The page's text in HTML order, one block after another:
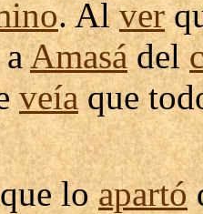
. Alver
aAmasádel
veíaque
loapartó